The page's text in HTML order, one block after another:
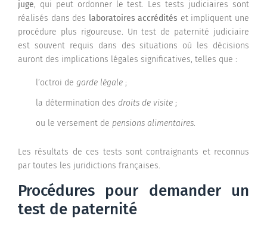
juge, qui peut ordonner le test. Les tests judiciaires sont
réalisés dans des laboratoires accrédités et impliquent une
procédure plus rigoureuse. Un test de paternité judiciaire
est souvent requis dans des situations où les décisions
auront des implications légales significatives, telles que :
l’octroi de garde légale ;
la détermination des droits de visite ;
ou le versement de pensions alimentaires.
Les résultats de ces tests sont contraignants et reconnus
par toutes les juridictions françaises.
Procédures pour demander un
test de paternité